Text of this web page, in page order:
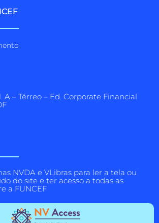
A – Térreo – Ed. Corporate Financial
NVDA e VLibras para ler a tela ou
do site e ter acesso a todas as
a FUNCEF